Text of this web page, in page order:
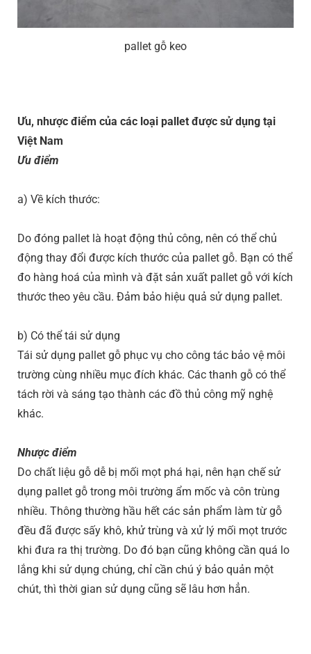
pallet gỗ keo
Ưu, nhược điểm của các loại pallet được sử dụng tại
Việt Nam
Ưu điểm
a) Về kích thước:
Do đóng pallet là hoạt động thủ công, nên có thể chủ
động thay đổi được kích thước của pallet gỗ. Bạn có thể
đo hàng hoá của mình và đặt sản xuất pallet gỗ với kích
thước theo yêu cầu. Đảm bảo hiệu quả sử dụng pallet.
b) Có thể tái sử dụng
Tái sử dụng pallet gỗ phục vụ cho công tác bảo vệ môi
trường cùng nhiều mục đích khác. Các thanh gỗ có thể
tách rời và sáng tạo thành các đồ thủ công mỹ nghệ
khác.
Nhược điểm
Do chất liệu gỗ dễ bị mối mọt phá hại, nên hạn chế sử
dụng pallet gỗ trong môi trường ẩm mốc và côn trùng
nhiều. Thông thường hầu hết các sản phẩm làm từ gỗ
đều đã được sấy khô, khử trùng và xử lý mối mọt trước
khi đưa ra thị trường. Do đó bạn cũng không cần quá lo
lắng khi sử dụng chúng, chỉ cần chú ý bảo quản một
chút, thì thời gian sử dụng cũng sẽ lâu hơn hẳn.